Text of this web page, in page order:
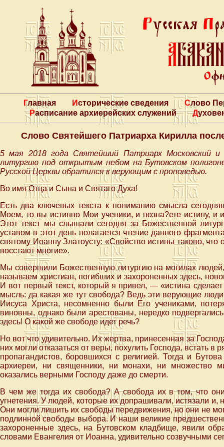
Главная Исторические сведения
Слово
Расписание архиерейских служений
Слово Святейшего Патриарха Кирилла
5 мая 2018 года Святейший Патриарх Московский
литургию под открытым небом на Бутовском
Русской Церкви обратился к верующим с проповедью.
Во имя Отца и Сына и Святаго Духа!
Есть два ключевых текста к пониманию смысла
Моем, то вы истинно Мои ученики, и позна?ете истину, и
Этот текст мы слышали сегодня за Божественной
уставом в этот день полагается чтение данного
святому Иоанну Златоусту: «Свойство истины таково, что
восстают многие».
Мы совершили Божественную литургию на могилах
называем христиан, погибших и захороненных здесь,
И вот первый текст, который я привел, — «истина
мысль: да какая же тут свобода? Ведь эти верующие
Иисуса Христа, несомненно были Его учениками,
виновны, однако были арестованы, нередко
здесь! О какой же свободе идет речь?
Но вот что удивительно. Их жертва, принесенная за
них могли отказаться от веры, похулить Господа, встать
пропагандистов, боровшихся с религией. Тогда и
архиереи, ни священники, ни монахи, ни множество
оказались верными Господу даже до смерти.
В чем же тогда их свобода? А свобода их в том, что
угнетения. У людей, которые их допрашивали, истязали и,
Они могли лишить их свободы передвижения, но они не
подлинной свободы выбора. И наши великие
захороненные здесь, на Бутовском кладбище, явили
словами Евангелия от Иоанна, удивительно созвучными